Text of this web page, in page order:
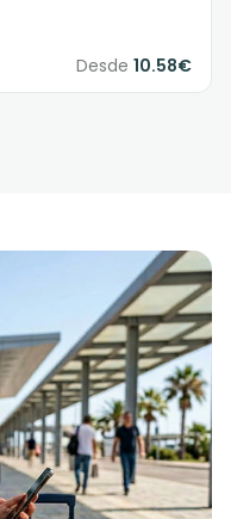
Desde 10.58€